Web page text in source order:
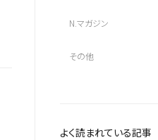
N.マガジン
その他
よく読まれている記事